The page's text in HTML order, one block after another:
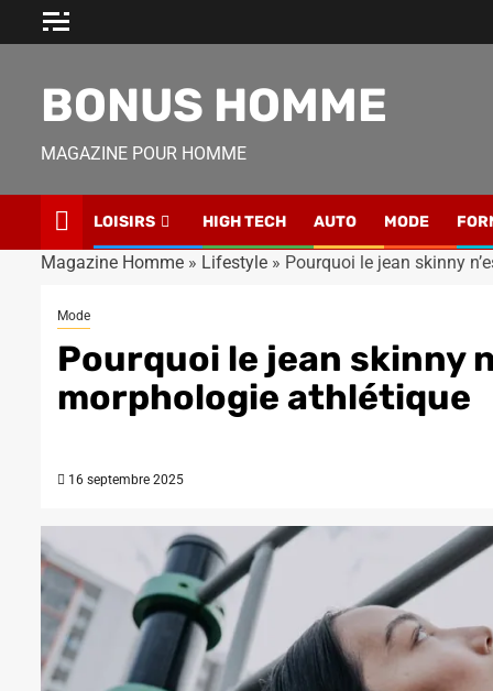
BONUS HOMME
MAGAZINE POUR HOMME
LOISIRS HIGH TECH AUTO MODE
Magazine Homme » Lifestyle » Pourquoi le jean skinny
Mode
Pourquoi le jean skinny
morphologie athlétique
16 septembre 2025